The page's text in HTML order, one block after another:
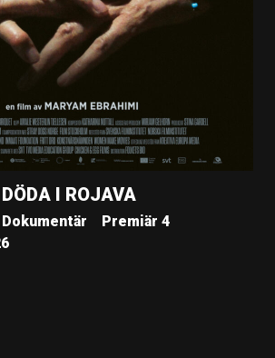
I ROJAVA
Dokumentär
Premiär 4